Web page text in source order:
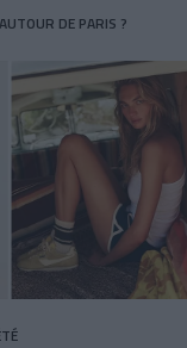
DE PARIS ?